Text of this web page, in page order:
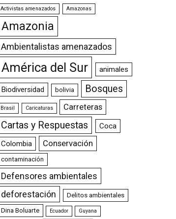
Activistas amenazados Amazonas
Amazonia
Ambientalistas amenazados
América del Sur animales
Biodiversidad bolivia Bosques
Brasil Caricaturas Carreteras
Cartas y Respuestas
Coca
Colombia
Conservación
contaminación
Defensores ambientales
deforestación
Delitos ambientales
Dina Boluarte Ecuador Guyana